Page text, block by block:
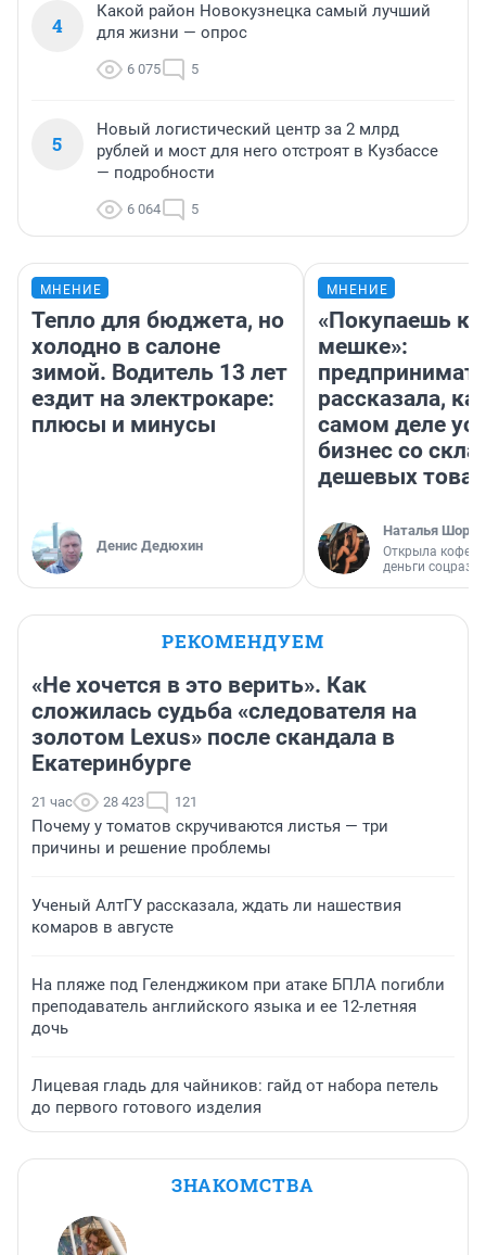
4
Какой район Новокузнецка самый лучший
для жизни — опрос
6 075 5
5
Новый логистический центр за 2 млрд
рублей и мост для него отстроят в Кузбассе
— подробности
6 064 5
МНЕНИЕ
Тепло для бюджета, но
холодно в салоне
зимой. Водитель 13 лет
ездит на электрокаре:
плюсы и минусы
Денис Дедюхин
МНЕНИЕ
«Покупаешь
мешке»:
рассказала,
самом деле
бизнес со
дешевых
Наталья
Открыла
деньги
РЕКОМЕНДУЕМ
«Не хочется в это верить». Как
сложилась судьба «следователя на
золотом Lexus» после скандала в
Екатеринбурге
21 час 28 423 121
Почему у томатов скручиваются листья — три
причины и решение проблемы
Ученый АлтГУ рассказала, ждать ли нашествия
комаров в августе
На пляже под Геленджиком при атаке БПЛА погибли
преподаватель английского языка и ее 12-летняя
дочь
Лицевая гладь для чайников: гайд от набора петель
до первого готового изделия
ЗНАКОМСТВА